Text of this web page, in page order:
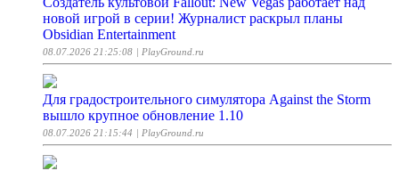
новой игрой в серии! Журналист раскрыл планы
Obsidian Entertainment
08.07.2026 21:25:08 | PlayGround.ru
Для градостроительного симулятора Against the Storm
вышло крупное обновление 1.10
08.07.2026 21:15:44 | PlayGround.ru